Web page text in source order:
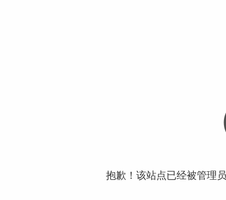
抱歉！该站点已经被管理